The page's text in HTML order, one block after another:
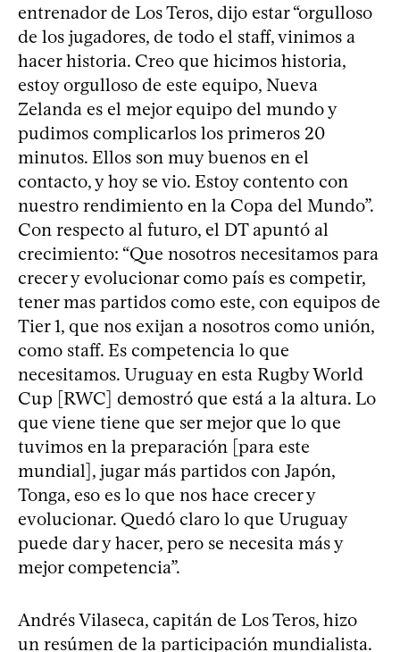
entrenador de Los Teros, dijo estar “orgulloso
de los jugadores, de todo el staff, vinimos a
hacer historia. Creo que hicimos historia,
estoy orgulloso de este equipo, Nueva
Zelanda es el mejor equipo del mundo y
pudimos complicarlos los primeros 20
minutos. Ellos son muy buenos en el
contacto, y hoy se vio. Estoy contento con
nuestro rendimiento en la Copa del Mundo”.
Con respecto al futuro, el DT apuntó al
crecimiento: “Que nosotros necesitamos para
crecer y evolucionar como país es competir,
tener mas partidos como este, con equipos de
Tier 1, que nos exijan a nosotros como unión,
como staff. Es competencia lo que
necesitamos. Uruguay en esta Rugby World
Cup [RWC] demostró que está a la altura. Lo
que viene tiene que ser mejor que lo que
tuvimos en la preparación [para este
mundial], jugar más partidos con Japón,
Tonga, eso es lo que nos hace crecer y
evolucionar. Quedó claro lo que Uruguay
puede dar y hacer, pero se necesita más y
mejor competencia”.
Andrés Vilaseca, capitán de Los Teros, hizo
un resúmen de la participación mundialista.